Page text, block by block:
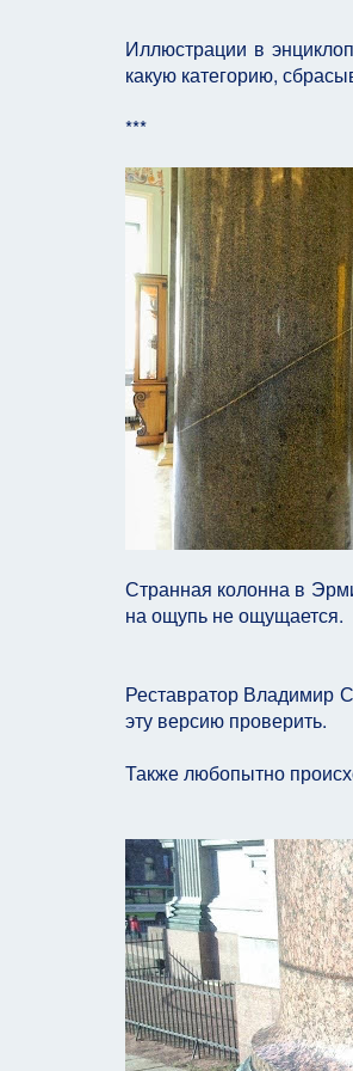
Иллюстрации в
какую категорию,
***
Странная колонна в
на ощупь не ощущается.
Реставратор Владимир
эту версию проверить.
Также любопытно